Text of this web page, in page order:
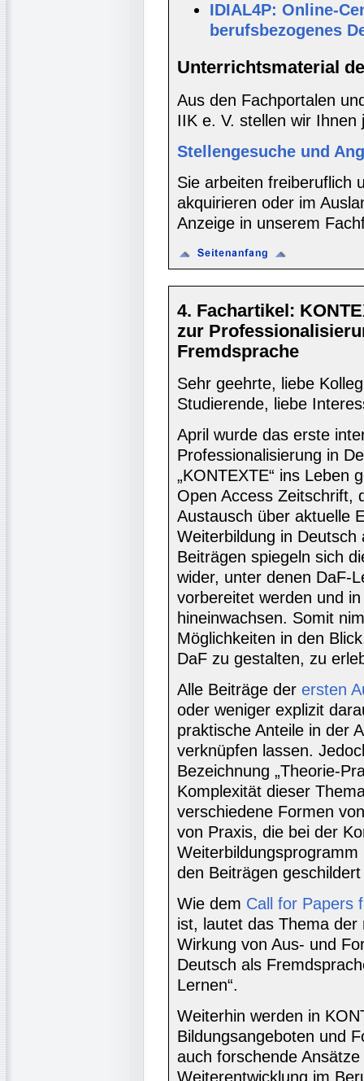
IDIAL4P: Online-
berufsbezogenes
Unterrichtsmaterial
Aus den Fachportalen
IIK e. V. stellen wir Ihnen
Stellengesuche und
Sie arbeiten freiberuflich
akquirieren oder im
Anzeige in unserem
4. Fachartikel:
zur
Fremdsprache
Sehr geehrte, liebe
Studierende, liebe
April wurde das erste
Professionalisierung in
„KONTEXTE“ ins Leben
Open Access Zeitschrift,
Austausch über aktuelle
Weiterbildung in
Beiträgen spiegeln sich
wider, unter denen DaF-
vorbereitet werden und
hineinwachsen. Somit
Möglichkeiten in den
DaF zu gestalten, zu
Alle Beiträge der ersten
oder weniger explizit
praktische Anteile in der
verknüpfen lassen.
Bezeichnung „Theorie-
Komplexität dieser
verschiedene Formen
von Praxis, die bei der
den Beiträgen
Wie dem Call for Papers
ist, lautet das Thema der
Wirkung von Aus- und
Deutsch als
Lernen“.
Weiterhin werden in
Bildungsangeboten und
auch forschende
Weiterentwicklung im